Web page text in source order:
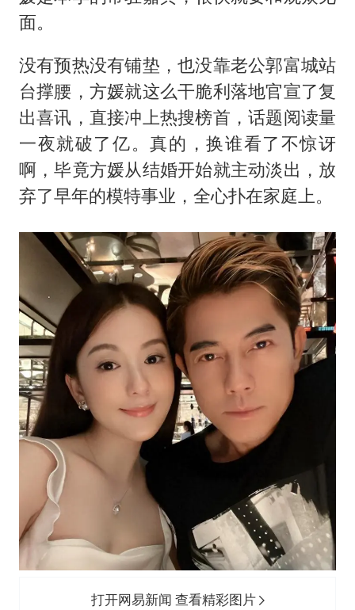
面。
没有预热没有铺垫，也没靠老公郭富城站
台撑腰，方媛就这么干脆利落地官宣了复
出喜讯，直接冲上热搜榜首，话题阅读量
一夜就破了亿。真的，换谁看了不惊讶
啊，毕竟方媛从结婚开始就主动淡出，放
弃了早年的模特事业，全心扑在家庭上。
打开网易新闻 查看精彩图片